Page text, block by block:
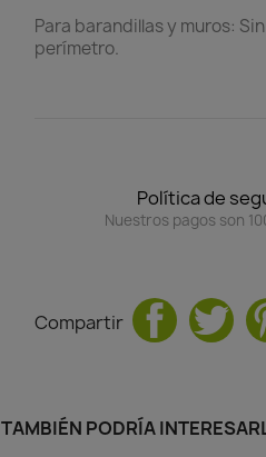
Para barandillas y muros:
perímetro.
Política de
Nuestros pagos son
Compartir
TAMBIÉN PODRÍA